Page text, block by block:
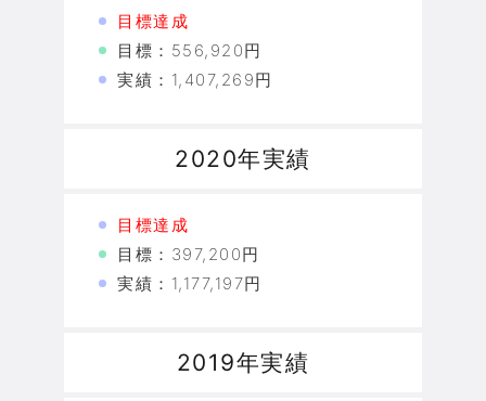
目標達成
目標：556,920円
実績：1,407,269円
2020年実績
目標達成
目標：397,200円
実績：1,177,197円
2019年実績